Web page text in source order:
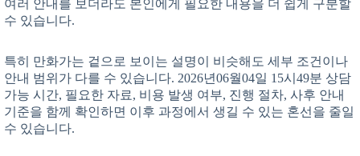
여러 안내를 보더라도 본인에게 필요한 내용을 더 쉽게 구분할
수 있습니다.
특히 만화가는 겉으로 보이는 설명이 비슷해도 세부 조건이나
안내 범위가 다를 수 있습니다. 2026년06월04일 15시49분 상담
가능 시간, 필요한 자료, 비용 발생 여부, 진행 절차, 사후 안내
기준을 함께 확인하면 이후 과정에서 생길 수 있는 혼선을 줄일
수 있습니다.